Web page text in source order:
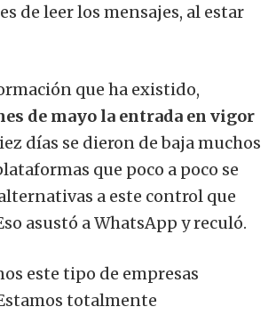
de leer los mensajes, al estar
que ha existido,
de mayo la entrada en vigor
días se dieron de baja muchos
que poco a poco se
a este control que
asustó a WhatsApp y reculó.
este tipo de empresas
totalmente